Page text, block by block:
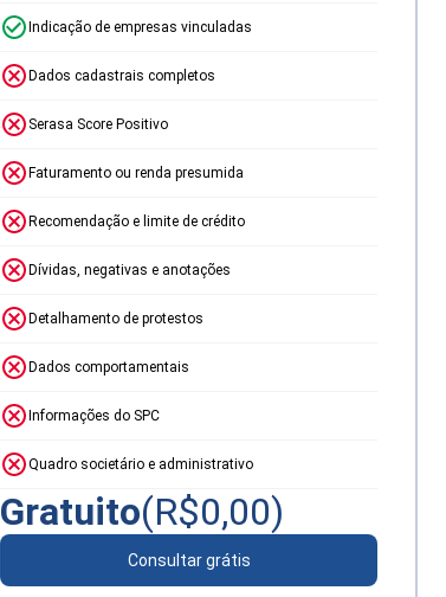
Indicação de empresas vinculadas
Dados cadastrais completos
Serasa Score Positivo
Faturamento ou renda presumida
Recomendação e limite de crédito
Dívidas, negativas e anotações
Detalhamento de protestos
Dados comportamentais
Informações do SPC
Quadro societário e administrativo
Gratuito(R$0,00)
Consultar grátis